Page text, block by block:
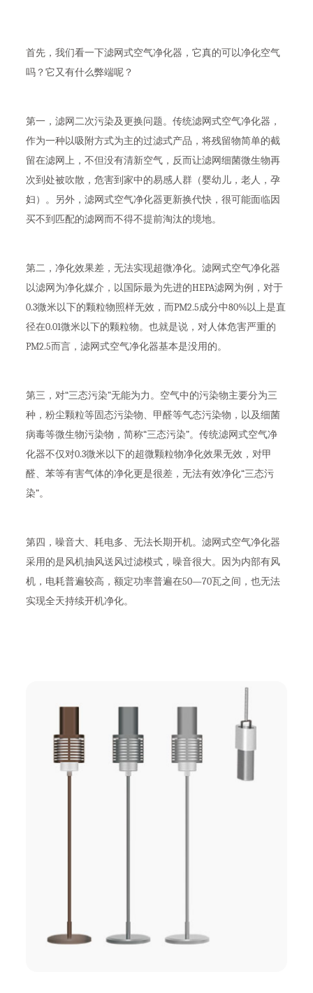
首先，我们看一下滤网式空气净化器，它真的可以净化空气
吗？它又有什么弊端呢？
第一，滤网二次污染及更换问题。传统滤网式空气净化器，
作为一种以吸附方式为主的过滤式产品，将残留物简单的截
留在滤网上，不但没有清新空气，反而让滤网细菌微生物再
次到处被吹散，危害到家中的易感人群（婴幼儿，老人，孕
妇）。另外，滤网式空气净化器更新换代快，很可能面临因
买不到匹配的滤网而不得不提前淘汰的境地。
第二，净化效果差，无法实现超微净化。滤网式空气净化器
以滤网为净化媒介，以国际最为先进的HEPA滤网为例，对于
0.3微米以下的颗粒物照样无效，而PM2.5成分中80%以上是直
径在0.01微米以下的颗粒物。也就是说，对人体危害严重的
PM2.5而言，滤网式空气净化器基本是没用的。
第三，对“三态污染”无能为力。空气中的污染物主要分为三
种，粉尘颗粒等固态污染物、甲醛等气态污染物，以及细菌
病毒等微生物污染物，简称“三态污染”。传统滤网式空气净
化器不仅对0.3微米以下的超微颗粒物净化效果无效，对甲
醛、苯等有害气体的净化更是很差，无法有效净化“三态污
染”。
第四，噪音大、耗电多、无法长期开机。滤网式空气净化器
采用的是风机抽风送风过滤模式，噪音很大。因为内部有风
机，电耗普遍较高，额定功率普遍在50—70瓦之间，也无法
实现全天持续开机净化。